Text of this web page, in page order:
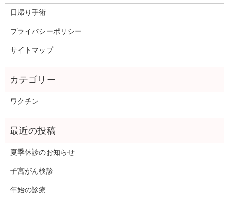
日帰り手術
プライバシーポリシー
サイトマップ
ワクチン
夏季休診のお知らせ
子宮がん検診
年始の診療